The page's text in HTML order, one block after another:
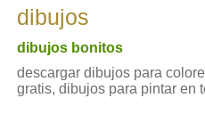
dibujos
dibujos bonitos
descargar dibujos para
gratis, dibujos para pintar en